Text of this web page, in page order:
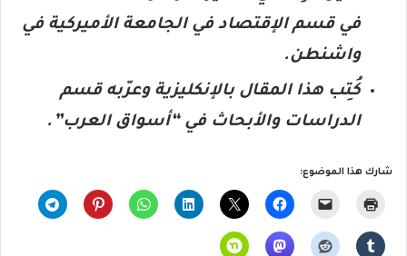
في قسم الإقتصاد في الجامعة الأميركية في
واشنطن.
كُتِب هذا المقال بالإنكليزية وعرّبه قسم
الدراسات والأبحاث في “أسواق العرب”.
شارك هذا الموضوع: